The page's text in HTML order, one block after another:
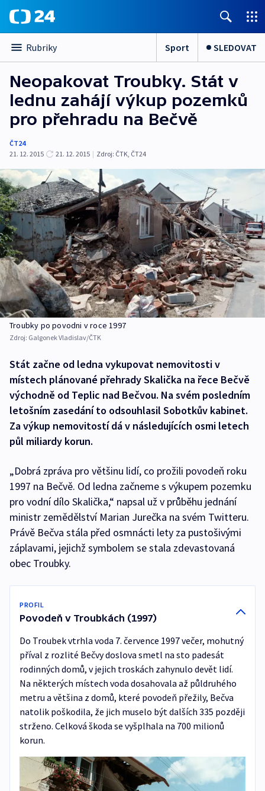
Rubriky Sport SLEDOVAT
Neopakovat Troubky. Stát v
lednu zahájí výkup pozemků
pro přehradu na Bečvě
ČT24
21. 12. 2015
21. 12. 2015 | Zdroj: ČTK, ČT24
Troubky po povodni v roce 1997
Zdroj: Galgonek Vladislav/ČTK
Stát začne od ledna vykupovat nemovitosti v
místech plánované přehrady Skalička na řece Bečvě
východně od Teplic nad Bečvou. Na svém posledním
letošním zasedání to odsouhlasil Sobotkův kabinet.
Za výkup nemovitostí dá v následujících osmi letech
půl miliardy korun.
„Dobrá zpráva pro většinu lidí, co prožili povodeň roku
1997 na Bečvě. Od ledna začneme s výkupem pozemku
pro vodní dílo Skalička,“ napsal už v průběhu jednání
ministr zemědělství Marian Jurečka na svém Twitteru.
Právě Bečva stála před osmnácti lety za pustošivými
záplavami, jejichž symbolem se stala zdevastovaná
obec Troubky.
PROFIL
Povodeň v Troubkách (1997)
Do Troubek vtrhla voda 7. července 1997 večer, mohutný
příval z rozlité Bečvy doslova smetl na sto padesát
rodinných domů, v jejich troskách zahynulo devět lidí.
Na některých místech voda dosahovala až půldruhého
metru a většina z domů, které povodeň přežily, Bečva
natolik poškodila, že jich muselo být dalších 335 později
strženo. Celková škoda se vyšplhala na 700 milionů
korun.